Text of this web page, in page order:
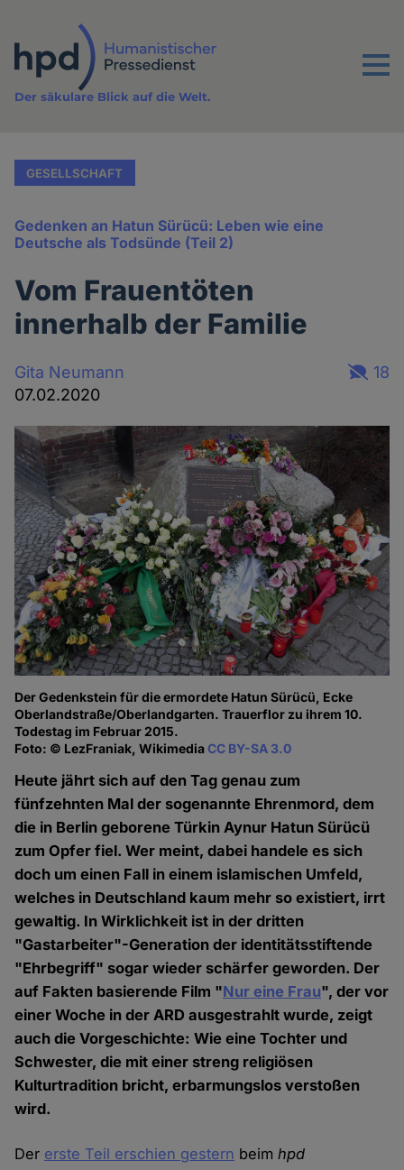
Inhalt
Menu
Der säkulare Blick auf die Welt.
GESELLSCHAFT
Gedenken an Hatun Sürücü: Leben wie eine
Deutsche als Todsünde (Teil 2)
Vom Frauentöten
innerhalb der Familie
Gita Neumann
07.02.2020
18
Der Gedenkstein für die ermordete Hatun Sürücü, Ecke
Oberlandstraße/Oberlandgarten. Trauerflor zu ihrem 10.
Todestag im Februar 2015.
Foto: © LezFraniak, WikimediaCC BY-SA 3.0
Heute jährt sich auf den Tag genau zum
fünfzehnten Mal der sogenannte Ehrenmord, dem
die in Berlin geborene Türkin Aynur Hatun Sürücü
zum Opfer fiel. Wer meint, dabei handele es sich
doch um einen Fall in einem islamischen Umfeld,
welches in Deutschland kaum mehr so existiert, irrt
gewaltig. In Wirklichkeit ist in der dritten
"Gastarbeiter"-Generation der identitätsstiftende
"Ehrbegriff" sogar wieder schärfer geworden. Der
auf Fakten basierende Film "Nur eine Frau", der vor
einer Woche in der ARD ausgestrahlt wurde, zeigt
auch die Vorgeschichte: Wie eine Tochter und
Schwester, die mit einer streng religiösen
Kulturtradition bricht, erbarmungslos verstoßen
wird.
Der erste Teil erschien gestern beimhpd